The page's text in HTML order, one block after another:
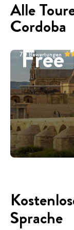
Alle
Cordoba
Free
70Bewertungen
Sprache